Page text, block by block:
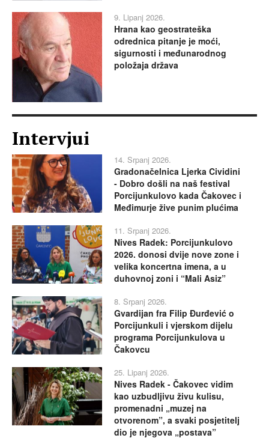
9. Lipanj 2026.
Hrana kao geostrateška
odrednica pitanje je moći,
sigurnosti i međunarodnog
položaja država
Intervjui
14. Srpanj 2026.
Gradonačelnica Ljerka Cividini
- Dobro došli na naš festival
Porcijunkulovo kada Čakovec i
Međimurje žive punim plućima
11. Srpanj 2026.
Nives Radek: Porcijunkulovo
2026. donosi dvije nove zone i
velika koncertna imena, a u
duhovnoj zoni i “Mali Asiz”
8. Srpanj 2026.
Gvardijan fra Filip Đurđević o
Porcijunkuli i vjerskom dijelu
programa Porcijunkulova u
Čakovcu
25. Lipanj 2026.
Nives Radek - Čakovec vidim
kao uzbudljivu živu kulisu,
promenadni „muzej na
otvorenom”, a svaki posjetitelj
dio je njegova „postava”